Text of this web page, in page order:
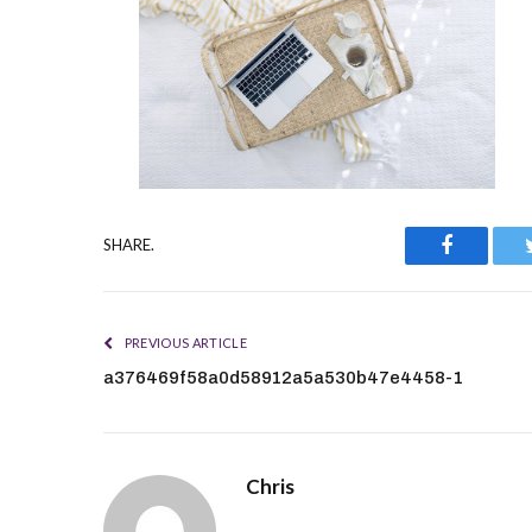
SHARE.
PREVIOUS ARTICLE
a376469f58a0d58912a5a530b47e4458-1
Chris